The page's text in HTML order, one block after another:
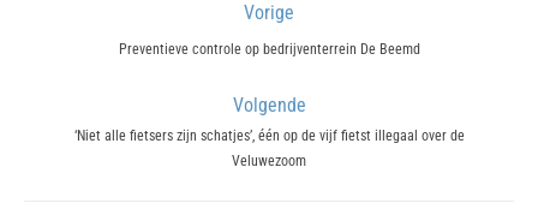
navigatie
Vorige
Previous
Preventieve controle op bedrijventerrein De Beemd
Volgende
‘Niet alle fietsers zijn schatjes’, één op de vijf fietst illegaal over de
Veluwezoom